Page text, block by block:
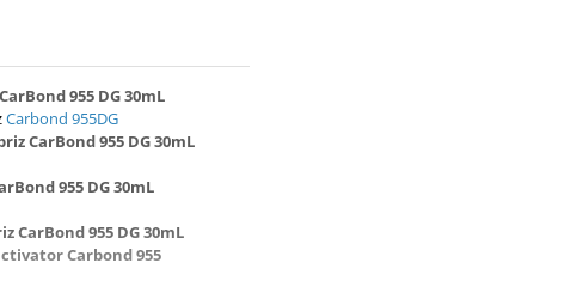
955 DG 30mL
Carbond 955DG
CarBond 955 DG 30mL
955 DG 30mL
955 DG 30mL
Carbond 955